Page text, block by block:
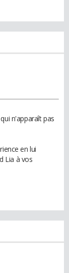
n'apparaît pas
en lui
Lia à vos